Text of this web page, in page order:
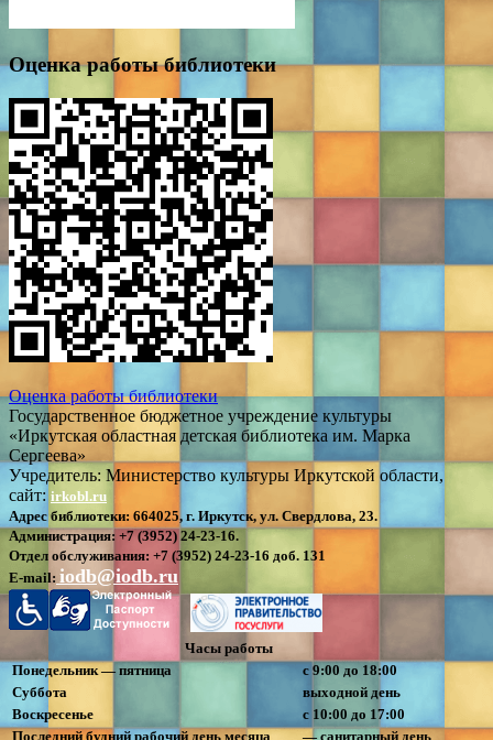
Оценка работы библиотеки
Оценка работы библиотеки
Государственное бюджетное учреждение культуры
«Иркутская областная детская библиотека им. Марка
Сергеева»
Учредитель: Министерство культуры Иркутской области,
сайт: irkobl.ru
Адрес библиотеки: 664025, г. Иркутск, ул. Свердлова, 23.
Администрация: +7 (3952) 24-23-16.
Отдел обслуживания: +7 (3952) 24-23-16 доб. 131
E-mail: iodb@iodb.ru
Часы работы
Понедельник — пятница
с 9:00 до 18:00
Суббота
выходной день
Воскресенье
с 10:00 до 17:00
Последний будний рабочий день месяца
— санитарный день